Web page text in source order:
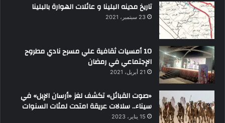
تاريخ مدينه البلينا و عائلات الهوارة بالبلينا
23 سبتمبر، 2021
10 أمسيات ثقافية علي مسرح نادي مطروح
الإجتماعي في رمضان
21 أبريل، 2021
«صوت القبائل» تكشف لغز «أرسان الإبل» في
سيناء.. سلالات عريقة امتدت لمئات السنوات
15 يناير، 2023